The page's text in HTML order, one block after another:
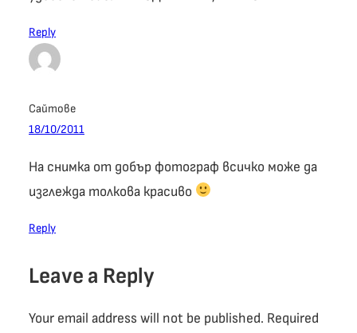
Reply
Сайтове
18/10/2011
На снимка от добър фотограф всичко може да
изглежда толкова красиво
Reply
Leave a Reply
Your email address will not be published. Required